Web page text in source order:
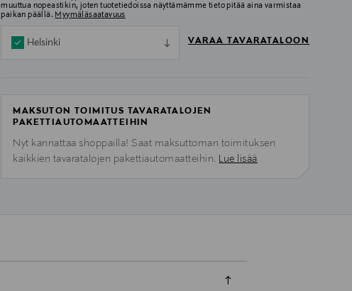
muuttua nopeastikin, joten tuotetiedoissa näyttämämme tieto pitää aina varmistaa
paikan päällä. Myymäläsaatavuus
Helsinki VARAA TAVARATALOON
MAKSUTON TOIMITUS TAVARATALOJEN
PAKETTIAUTOMAATTEIHIN
Nyt kannattaa shoppailla! Saat maksuttoman toimituksen
kaikkien tavaratalojen pakettiautomaatteihin. Lue lisää